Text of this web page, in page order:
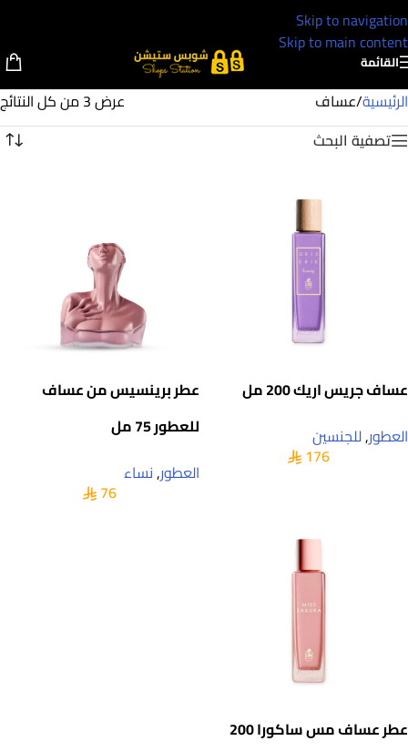
Skip to navigation
Skip to main content
القائمة
الرئيسية/عساف
عرض ⁦3⁩ من كل النتائج
تصفية البحث
عساف جريس اريك 200 مل
العطور,للجنسين
176
عطر برينسيس من عساف
للعطور 75 مل
العطور,نساء
76
عطر عساف مس ساكورا 200